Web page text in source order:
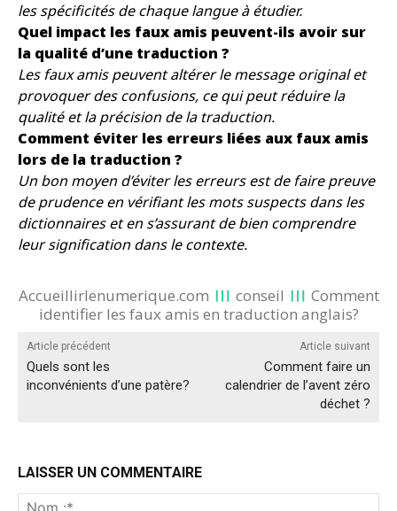
les spécificités de chaque langue à étudier.
Quel impact les faux amis peuvent-ils avoir sur
la qualité d’une traduction ?
Les faux amis peuvent altérer le message original et
provoquer des confusions, ce qui peut réduire la
qualité et la précision de la traduction.
Comment éviter les erreurs liées aux faux amis
lors de la traduction ?
Un bon moyen d’éviter les erreurs est de faire preuve
de prudence en vérifiant les mots suspects dans les
dictionnaires et en s’assurant de bien comprendre
leur signification dans le contexte.
Accueillirlenumerique.com conseil
Comment
identifier les faux amis en traduction anglais?
Article précédent
Quels sont les
inconvénients d’une patère?
Article suivant
Comment faire un
calendrier de l’avent zéro
déchet ?
LAISSER UN COMMENTAIRE